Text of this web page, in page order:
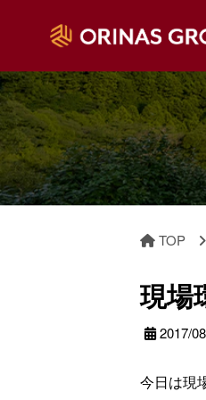
TOP
現場
2017/
今日は現